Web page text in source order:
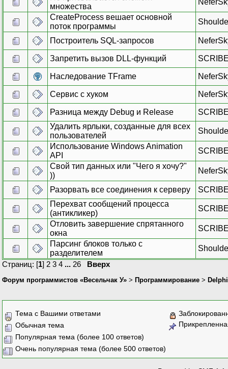
множества
CreateProcess вешает основной
поток программы
Построитель SQL-запросов
Запретить вызов DLL-функций
Наследование TFrame
Сервис с хуком
Разница между Debug и Release
Удалить ярлыки, созданные для всех
пользователей
Использование Windows Animation
API
Свой тип данных или "Чего я хочу?"
))
Разорвать все соединения к серверу
Перехват сообщений процесса
(антикликер)
Отловить завершение спрятанного
окна
Парсинг блоков только с
разделителем
Страниц: [1] 2 3 4 ... 26 Вверх
Форум программистов «Весельчак У» > Программирование > Delphi
Тема с Вашими ответами
Обычная тема
Популярная тема (более 100 ответов)
Очень популярная тема (более 500 ответов)